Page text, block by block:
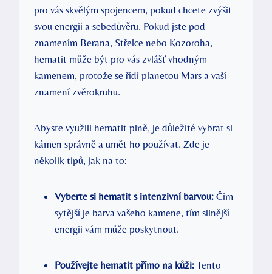
pro vás skvělým spojencem, pokud chcete zvýšit
svou energii a sebedůvěru. Pokud jste pod
znamením Berana, Střelce nebo Kozoroha,
hematit může být pro vás zvlášť vhodným
kamenem, protože se řídí planetou Mars a vaší
znamení zvěrokruhu.
Abyste využili hematit plně, je důležité vybrat si
kámen správně a umět ho používat. Zde je
několik tipů, jak na to:
Vyberte si hematit s intenzivní barvou: Čím
sytější je barva vašeho kamene, tím silnější
energii vám může poskytnout.
Používejte hematit přímo na kůži: Tento